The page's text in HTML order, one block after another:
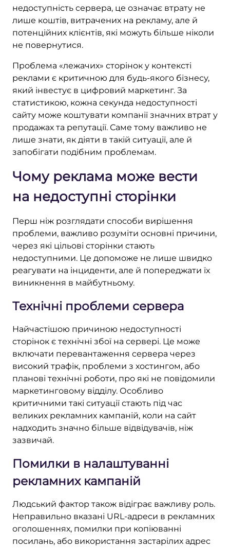
недоступність сервера, це означає втрату не
лише коштів, витрачених на рекламу, але й
потенційних клієнтів, які можуть більше ніколи
не повернутися.
Проблема «лежачих» сторінок у контексті
реклами є критичною для будь-якого бізнесу,
який інвестує в цифровий маркетинг. За
статистикою, кожна секунда недоступності
сайту може коштувати компанії значних втрат у
продажах та репутації. Саме тому важливо не
лише знати, як діяти в такій ситуації, але й
запобігати подібним проблемам.
Чому реклама може вести
на недоступні сторінки
Перш ніж розглядати способи вирішення
проблеми, важливо розуміти основні причини,
через які цільові сторінки стають
недоступними. Це допоможе не лише швидко
реагувати на інциденти, але й попереджати їх
виникнення в майбутньому.
Технічні проблеми сервера
Найчастішою причиною недоступності
сторінок є технічні збої на сервері. Це може
включати перевантаження сервера через
високий трафік, проблеми з хостингом, або
планові технічні роботи, про які не повідомили
маркетинговому відділу. Особливо
критичними такі ситуації стають під час
великих рекламних кампаній, коли на сайт
надходить значно більше відвідувачів, ніж
зазвичай.
Помилки в налаштуванні
рекламних кампаній
Людський фактор також відіграє важливу роль.
Неправильно вказані URL-адреси в рекламних
оголошеннях, помилки при копіюванні
посилань, або використання застарілих адрес